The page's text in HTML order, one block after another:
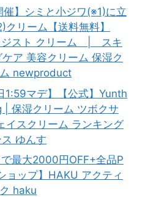
催】シミと小ジワ(※1)に立
リーム【送料無料】
ジスト クリーム | スキ
ア 美容クリーム 保湿ク
newproduct
1:59マデ】【公式】Yunth
保湿クリーム ツボクサ
イスクリーム ランキング
ゆんす
最大2000円OFF+全品P
ョップ】HAKU アクティ
haku